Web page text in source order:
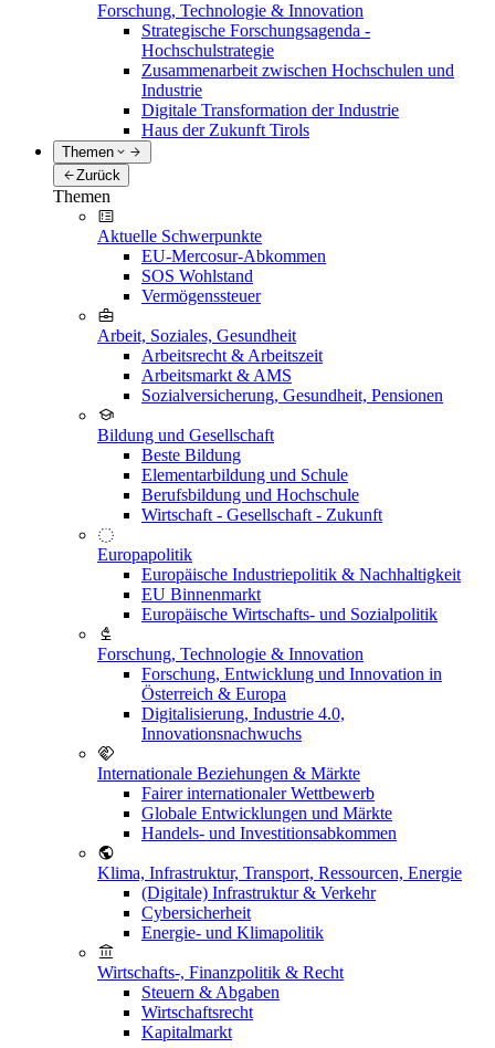
Forschung, Technologie & Innovation
Strategische Forschungsagenda -
Hochschulstrategie
Zusammenarbeit zwischen Hochschulen und
Industrie
Digitale Transformation der Industrie
Haus der Zukunft Tirols
Themen
Zurück
Themen
Aktuelle Schwerpunkte
EU-Mercosur-Abkommen
SOS Wohlstand
Vermögenssteuer
Arbeit, Soziales, Gesundheit
Arbeitsrecht & Arbeitszeit
Arbeitsmarkt & AMS
Sozialversicherung, Gesundheit, Pensionen
Bildung und Gesellschaft
Beste Bildung
Elementarbildung und Schule
Berufsbildung und Hochschule
Wirtschaft - Gesellschaft - Zukunft
Europapolitik
Europäische Industriepolitik & Nachhaltigkeit
EU Binnenmarkt
Europäische Wirtschafts- und Sozialpolitik
Forschung, Technologie & Innovation
Forschung, Entwicklung und Innovation in
Österreich & Europa
Digitalisierung, Industrie 4.0,
Innovationsnachwuchs
Internationale Beziehungen & Märkte
Fairer internationaler Wettbewerb
Globale Entwicklungen und Märkte
Handels- und Investitionsabkommen
Klima, Infrastruktur, Transport, Ressourcen, Energie
(Digitale) Infrastruktur & Verkehr
Cybersicherheit
Energie- und Klimapolitik
Wirtschafts-, Finanzpolitik & Recht
Steuern & Abgaben
Wirtschaftsrecht
Kapitalmarkt